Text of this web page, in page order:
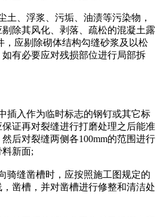
土、浮浆、污垢、油渍等污染物，
除其风化、剥落、疏松的混凝土露
，应剔除砌体结构勾缝砂浆及以松
有必要应对残损部位进行局部拆
插入作为临时标志的钢钉或其它标
证再对裂缝进行打磨处理之后能准
后对裂缝两侧各100mm的范围进行
新面;
骑缝凿槽时，应按照施工图规定的
凿槽，并对凿槽进行修整和清洁处